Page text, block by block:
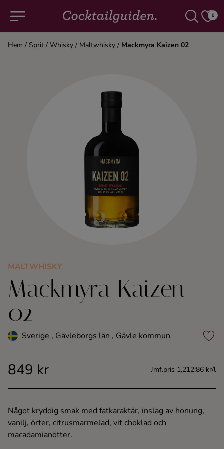
0
Alla cocktails & drinkar
Konjak
Likör
Rom
Tequila
Whisky
Hem / Sprit / Whisky / Maltwhisky / Mackmyra Kaizen 02
MALTWHISKY
Mackmyra Kaizen
02
Sverige , Gävleborgs län , Gävle kommun
849 kr Jmf.pris 1,212:86 kr/l
Något kryddig smak med fatkaraktär, inslag av honung,
vanilj, örter, citrusmarmelad, vit choklad och
macadamianötter.